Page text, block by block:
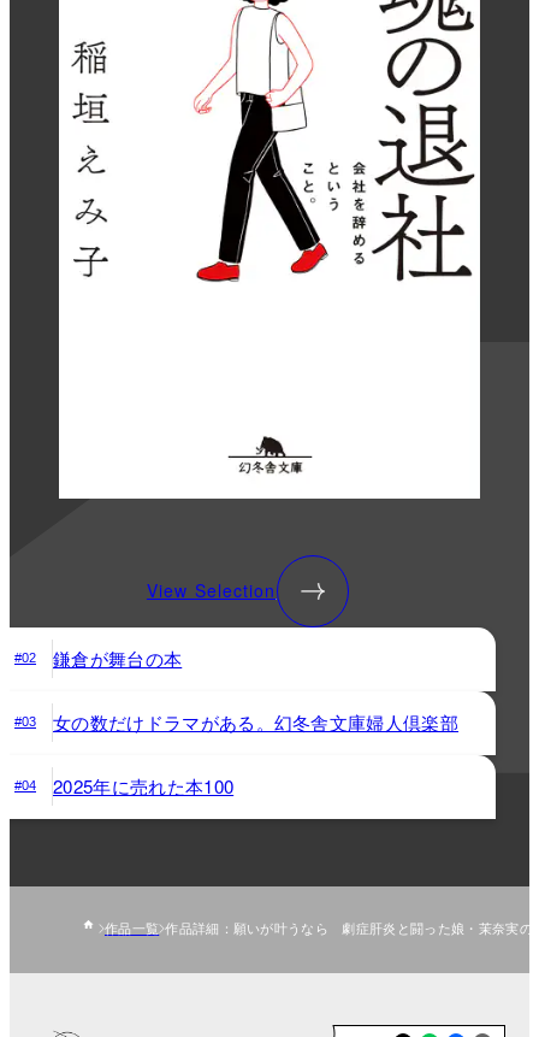
View Selection
#02 鎌倉が舞台の本
#03 女の数だけドラマがある。幻冬舎文庫婦人倶楽部
#04 2025年に売れた本100
作品一覧 作品詳細：願いが叶うなら 劇症肝炎と闘った娘・茉奈実の